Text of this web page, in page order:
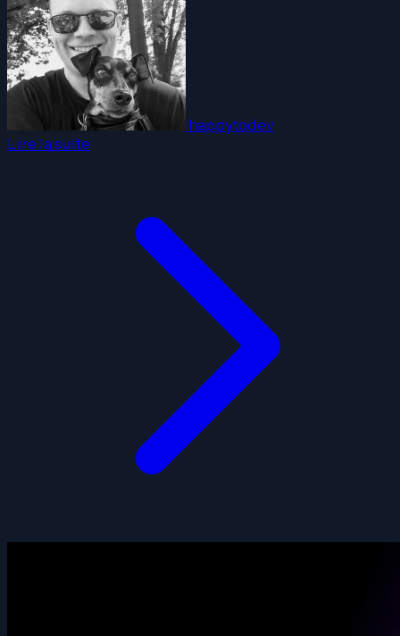
happytodev
Lire la suite